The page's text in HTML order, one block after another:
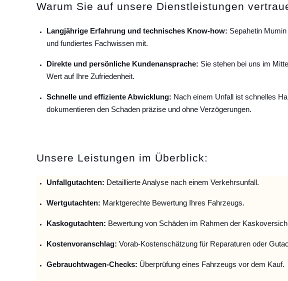
Warum Sie auf unsere Dienstleistungen
Langjährige Erfahrung und technisches Know-how: Sepahetin
und fundiertes Fachwissen mit.
Direkte und persönliche Kundenansprache: Sie stehen bei uns im
Wert auf Ihre Zufriedenheit.
Schnelle und effiziente Abwicklung: Nach einem Unfall ist schnelles
dokumentieren den Schaden präzise und ohne Verzögerungen.
Unsere Leistungen im Überblick:
Unfallgutachten: Detaillierte Analyse nach einem Verkehrsunfall.
Wertgutachten: Marktgerechte Bewertung Ihres Fahrzeugs.
Kaskogutachten: Bewertung von Schäden im Rahmen der
Kostenvoranschlag: Vorab-Kostenschätzung für Reparaturen oder
Gebrauchtwagen-Checks: Überprüfung eines Fahrzeugs vor dem Kauf.